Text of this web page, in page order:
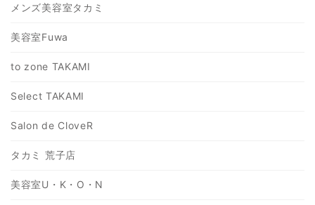
メンズ美容室タカミ
美容室Fuwa
to zone TAKAMI
Select TAKAMI
Salon de CloveR
タカミ 荒子店
美容室U・K・O・N